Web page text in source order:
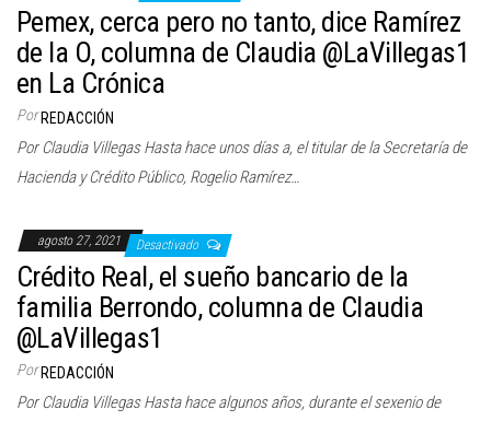
Pemex, cerca pero no tanto, dice Ramírez
de la O, columna de Claudia @LaVillegas1
en La Crónica
Por REDACCIÓN
Por Claudia Villegas Hasta hace unos días a, el titular de la Secretaría de
Hacienda y Crédito Público, Rogelio Ramírez…
agosto 27, 2021 Desactivado
Crédito Real, el sueño bancario de la
familia Berrondo, columna de Claudia
@LaVillegas1
Por REDACCIÓN
Por Claudia Villegas Hasta hace algunos años, durante el sexenio de